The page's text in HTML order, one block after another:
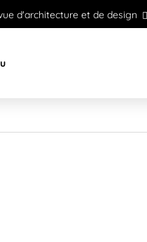
d'architecture et de design